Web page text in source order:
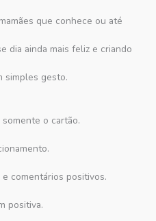
que conhece ou até
dia ainda mais feliz e criando
simples gesto.
o cartão.
comentários positivos.
positiva.